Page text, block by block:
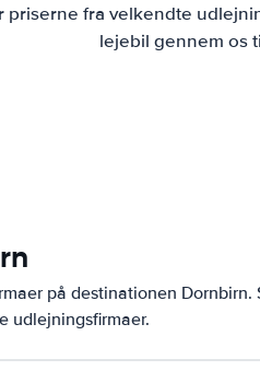
priserne fra velkendte
lejebil gennem os
på destinationen Dornbirn.
udlejningsfirmaer.